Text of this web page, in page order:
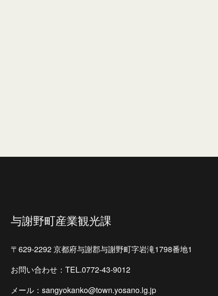
与謝野町産業観光課
〒629-2292 京都府与謝郡与謝野町字岩滝1798番地1
お問い合わせ：TEL.0772-43-9012
メール：sangyokanko@town.yosano.lg.jp